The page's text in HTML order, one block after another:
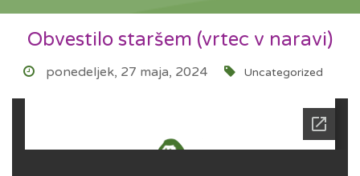
Obvestilo staršem (vrtec v naravi)
ponedeljek, 27 maja, 2024 Uncategorized